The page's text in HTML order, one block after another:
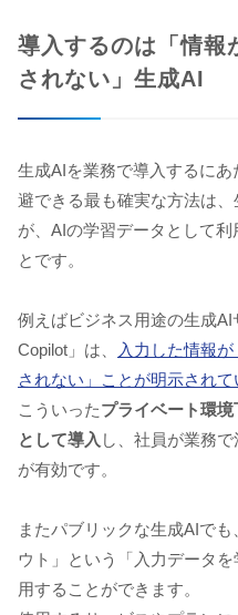
導入するのは「情報
されない」生成AI
生成AIを業務で導入するに
避できる最も確実な方法は
が、AIの学習データとして
とです。
例えばビジネス用途の生成
Copilot」は、
入力した情報
されない」ことが明示されて
こういったプライベート環
として導入 し、社員が業務
が有効です。
またパブリックな生成AIで
ウト」という「入力データ
用することができます。